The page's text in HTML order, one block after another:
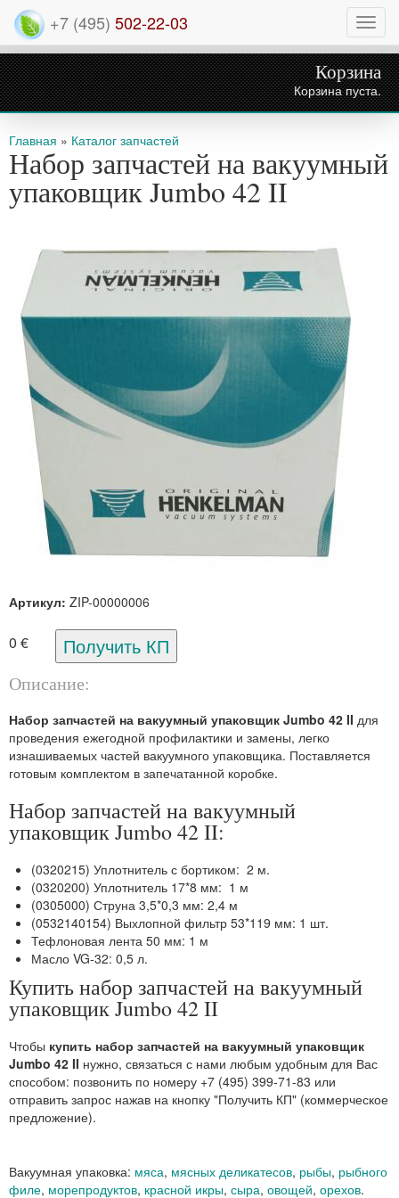
+7 (495) 502-22-03
Корзина
Корзина пуста.
Вы здесь
Главная » Каталог запчастей
Набор запчастей на вакуумный
упаковщик Jumbo 42 II
Артикул: ZIP-00000006
0 €
Описание:
Набор запчастей на вакуумный упаковщик Jumbo 42 II для
проведения ежегодной профилактики и замены, легко
изнашиваемых частей вакуумного упаковщика. Поставляется
готовым комплектом в запечатанной коробке.
Набор запчастей на вакуумный
упаковщик Jumbo 42 II:
(0320215) Уплотнитель с бортиком: 2 м.
(0320200) Уплотнитель 17*8 мм: 1 м
(0305000) Струна 3,5*0,3 мм: 2,4 м
(0532140154) Выхлопной фильтр 53*119 мм: 1 шт.
Тефлоновая лента 50 мм: 1 м
Масло VG-32: 0,5 л.
Купить набор запчастей на вакуумный
упаковщик Jumbo 42 II
Чтобы купить набор запчастей на вакуумный упаковщик
Jumbo 42 II нужно, связаться с нами любым удобным для Вас
способом: позвонить по номеру +7 (495) 399-71-83 или
отправить запрос нажав на кнопку "Получить КП" (коммерческое
предложение).
Вакуумная упаковка: мяса, мясных деликатесов, рыбы, рыбного
филе, морепродуктов, красной икры, сыра, овощей, орехов.